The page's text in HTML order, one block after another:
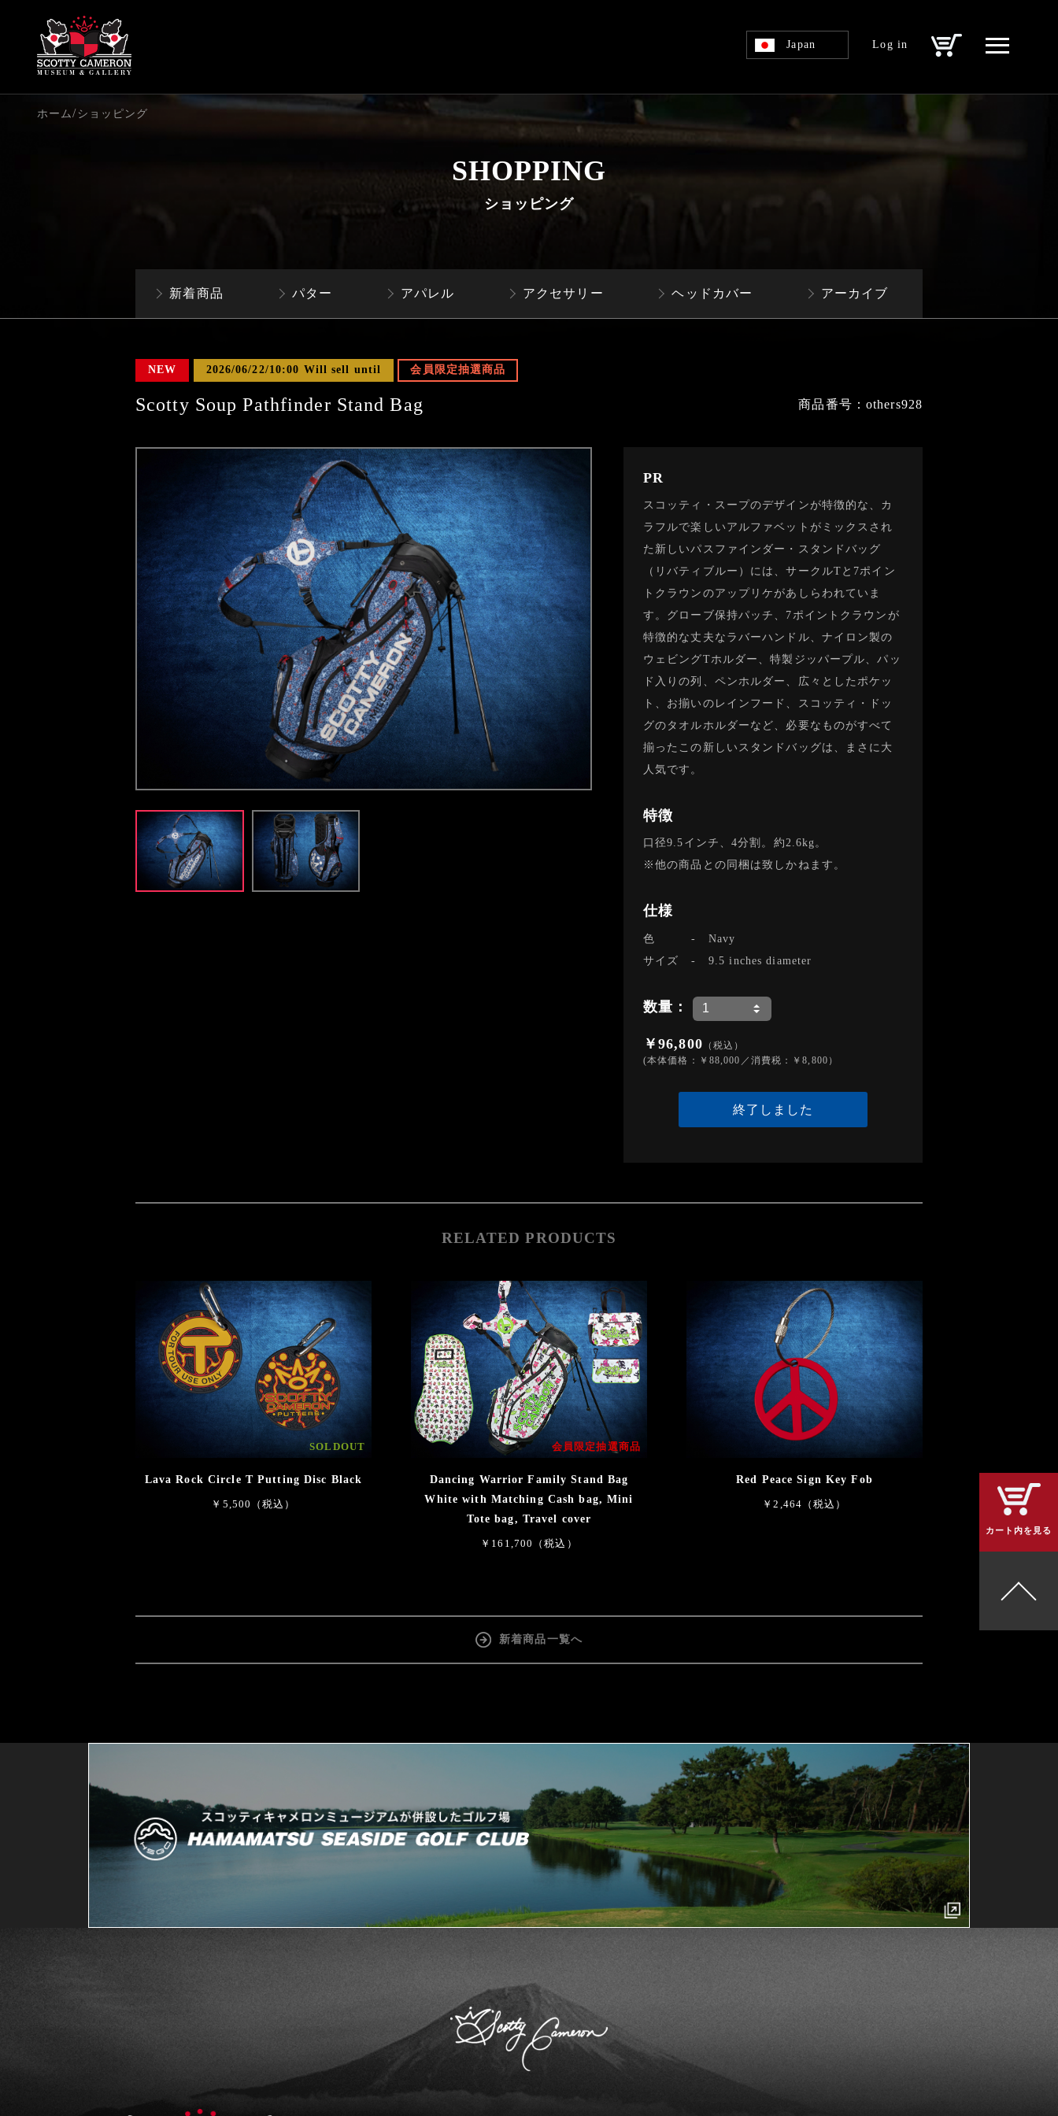
Japan Log in
カート内を見る
ホーム/ショッピング
SHOPPING
ショッピング
新着商品 パター アパレル アクセサリー ヘッドカバー アーカイブ
NEW 2026/06/22/10:00 Will sell until 会員限定抽選商品
Scotty Soup Pathfinder Stand Bag 商品番号：others928
PR
スコッティ・スープのデザインが特徴的な、カ
ラフルで楽しいアルファベットがミックスされ
た新しいパスファインダー・スタンドバッグ
（リバティブルー）には、サークルTと7ポイン
トクラウンのアップリケがあしらわれていま
す。グローブ保持パッチ、7ポイントクラウンが
特徴的な丈夫なラバーハンドル、ナイロン製の
ウェビングTホルダー、特製ジッパープル、パッ
ド入りの列、ペンホルダー、広々としたポケッ
ト、お揃いのレインフード、スコッティ・ドッ
グのタオルホルダーなど、必要なものがすべて
揃ったこの新しいスタンドバッグは、まさに大
人気です。
特徴
口径9.5インチ、4分割。約2.6kg。
※他の商品との同梱は致しかねます。
仕様
色 - Navy
サイズ
- 9.5 inches diameter
数量：
￥96,800 （税込）
(本体価格：￥88,000／消費税：￥8,800）
終了しました
RELATED PRODUCTS
SOLDOUT
Lava Rock Circle T Putting Disc Black
￥5,500（税込）
会員限定抽選商品
Dancing Warrior Family Stand Bag
White with Matching Cash bag, Mini
Tote bag, Travel cover
￥161,700（税込）
Red Peace Sign Key Fob
￥2,464（税込）
新着商品一覧へ